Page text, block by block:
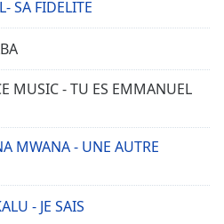
SA FIDELITE
MUSIC - TU ES EMMANUEL
MWANA - UNE AUTRE
- JE SAIS